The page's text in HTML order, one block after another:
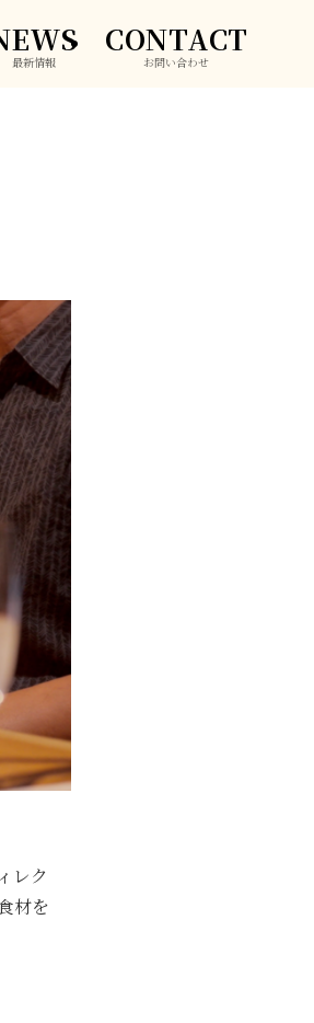
最新情報
CONTACT
お問い合わせ
レク
材を